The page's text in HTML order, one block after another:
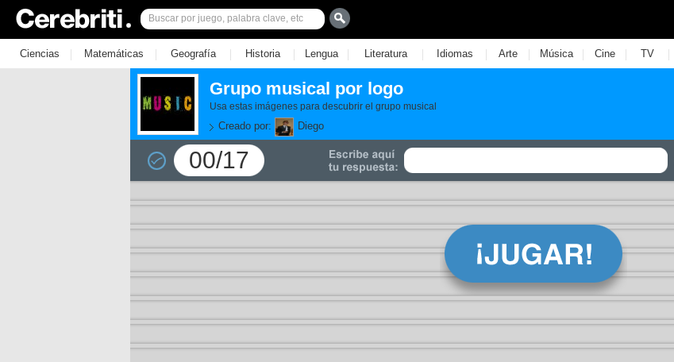
Ciencias | Matemáticas | Geografía | Historia | Lengua | Literatura | Idiomas | Arte | Música | Cine | TV |
Grupo musical por logo
Usa estas imágenes para descubrir el grupo musical
Creado por: Diego
00/17